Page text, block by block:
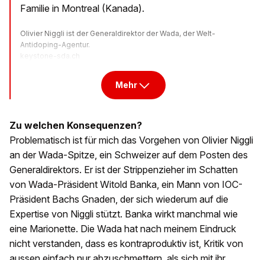
Familie in Montreal (Kanada).
Olivier Niggli ist der Generaldirektor der Wada, der Welt-
Antidoping-Agentur.
keystone-sda.ch
Mehr
Zu welchen Konsequenzen?
Problematisch ist für mich das Vorgehen von Olivier Niggli
an der Wada-Spitze, ein Schweizer auf dem Posten des
Generaldirektors. Er ist der Strippenzieher im Schatten
von Wada-Präsident Witold Banka, ein Mann von IOC-
Präsident Bachs Gnaden, der sich wiederum auf die
Expertise von Niggli stützt. Banka wirkt manchmal wie
eine Marionette. Die Wada hat nach meinem Eindruck
nicht verstanden, dass es kontraproduktiv ist, Kritik von